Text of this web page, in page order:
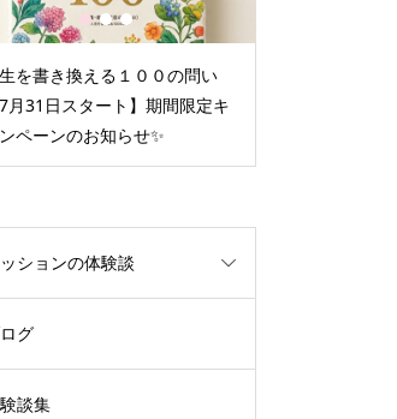
報空間を書き換えるグループ
ッション☆聞くたびに重たい
ネルギーが解放されます
2 3
ションの体験談
グ
談集